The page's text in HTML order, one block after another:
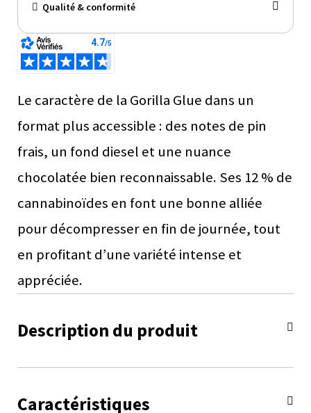
Le caractère de la Gorilla Glue dans un
format plus accessible : des notes de pin
frais, un fond diesel et une nuance
chocolatée bien reconnaissable. Ses 12 % de
cannabinoïdes en font une bonne alliée
pour décompresser en fin de journée, tout
en profitant d’une variété intense et
appréciée.
Description du produit
Caractéristiques
Qualité & conformité